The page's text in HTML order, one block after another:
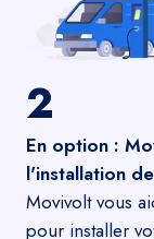
2
En option :
l'installation
Movivolt vous
pour installer